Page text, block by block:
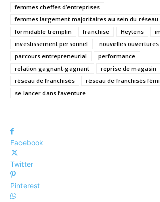
femmes cheffes d’entreprises
femmes largement majoritaires au sein du réseau
formidable tremplin
franchise Heytens
investissement personnel
nouvelles ouvertures
parcours entrepreneurial
performance
relation gagnant-gagnant
reprise de magasin
réseau de franchisés
réseau de franchisés
se lancer dans l’aventure
Facebook
Twitter
Pinterest